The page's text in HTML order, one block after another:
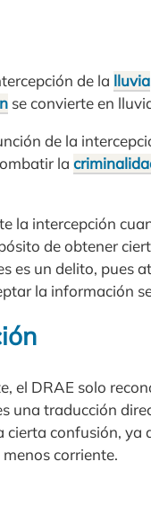
de la lluvia
se convierte en
de la
la
la intercepción
de obtener
es un delito, pues
la información
el DRAE solo
una traducción
confusión, ya
corriente.